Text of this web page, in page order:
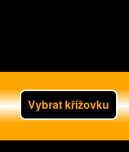
Vybrat křížovku